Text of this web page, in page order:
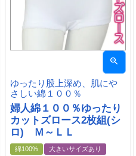
ゆったり股上深め、肌にや
さしい綿１００％
婦人綿１００％ゆったり
カットズロース2枚組(シ
ロ) Ｍ～ＬＬ
綿100% 大きいサイズあり